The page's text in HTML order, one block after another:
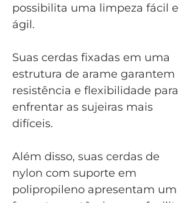
possibilita uma limpeza fácil e
ágil.
Suas cerdas fixadas em uma
estrutura de arame garantem
resistência e flexibilidade para
enfrentar as sujeiras mais
difíceis.
Além disso, suas cerdas de
nylon com suporte em
polipropileno apresentam um